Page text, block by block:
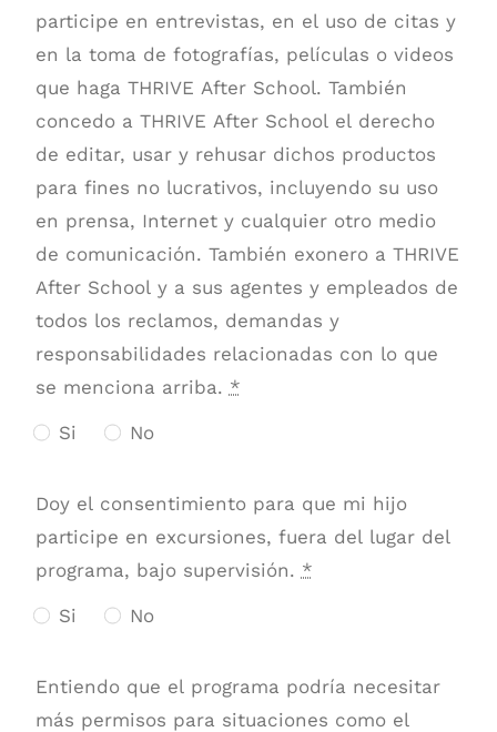
participe en entrevistas, en el uso de citas y
en la toma de fotografías, películas o videos
que haga THRIVE After School. También
concedo a THRIVE After School el derecho
de editar, usar y rehusar dichos productos
para fines no lucrativos, incluyendo su uso
en prensa, Internet y cualquier otro medio
de comunicación. También exonero a THRIVE
After School y a sus agentes y empleados de
todos los reclamos, demandas y
responsabilidades relacionadas con lo que
se menciona arriba. *
Si No
Doy el consentimiento para que mi hijo
participe en excursiones, fuera del lugar del
programa, bajo supervisión. *
Si No
Entiendo que el programa podría necesitar
más permisos para situaciones como el